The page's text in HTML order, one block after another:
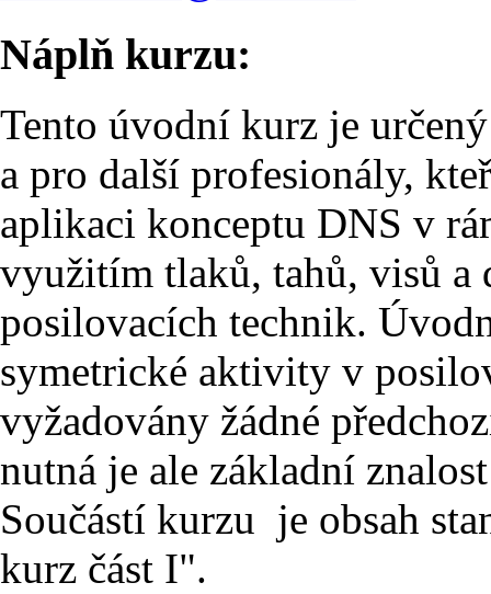
Náplň kurzu:
Tento úvodní kurz je
a pro další profesionály,
aplikaci konceptu DNS v
využitím tlaků, tahů, visů a
posilovacích technik.
symetrické aktivity v
vyžadovány žádné
nutná je ale základní
Součástí kurzu je obsah
kurz část I".